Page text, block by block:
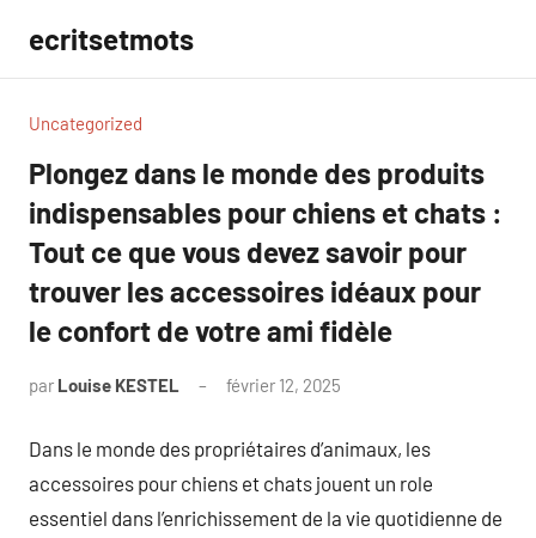
contenu
ecritsetmots
Uncategorized
Plongez dans le monde des produits
indispensables pour chiens et chats :
Tout ce que vous devez savoir pour
trouver les accessoires idéaux pour
le confort de votre ami fidèle
par Louise KESTEL février 12, 2025
Dans le monde des propriétaires d’animaux, les
accessoires pour chiens et chats jouent un role
essentiel dans l’enrichissement de la vie quotidienne de